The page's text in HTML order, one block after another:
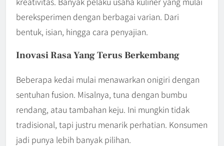
bereksperimen dengan berbagai varian. Dari
bentuk, isian, hingga cara penyajian.
Inovasi Rasa Yang Terus Berkembang
Beberapa kedai mulai menawarkan onigiri dengan
sentuhan fusion. Misalnya, tuna dengan bumbu
rendang, atau tambahan keju. Ini mungkin tidak
tradisional, tapi justru menarik perhatian. Konsumen
jadi punya lebih banyak pilihan.